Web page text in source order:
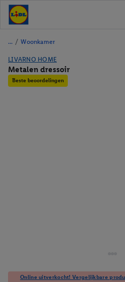
/ Woonkamer
LIVARNO HOME
Metalen dressoir
Beste beoordelingen
Online uitverkocht! Vergelijkbare